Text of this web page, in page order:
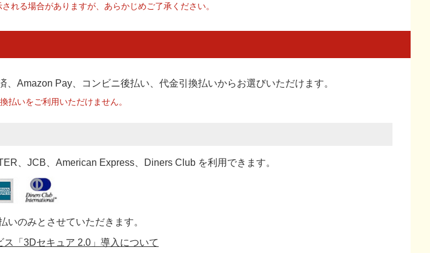
れる場合がありますが、あらかじめご了承ください。
、Amazon Pay、コンビニ後払い、代金引換払いからお選びいただけます。
払いをご利用いただけません。
、JCB、American Express、Diners Club を利用できます。
いのみとさせていただきます。
「3Dセキュア 2.0」導入について